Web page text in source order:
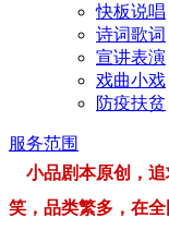
快板说唱
诗词歌词
宣讲表演
戏曲小戏
防疫扶贫
服务范围
小品剧本原创，
笑，品类繁多，在